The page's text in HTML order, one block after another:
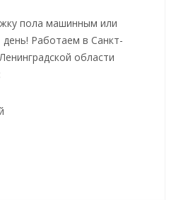
пола машинным или
Работаем в Санкт-
области